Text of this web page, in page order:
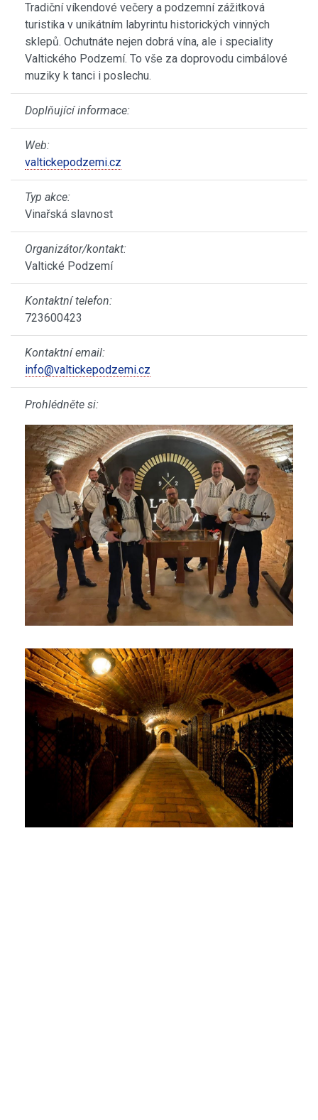
Tradiční víkendové večery a podzemní zážitková
turistika v unikátním labyrintu historických vinných
sklepů. Ochutnáte nejen dobrá vína, ale i speciality
Valtického Podzemí. To vše za doprovodu cimbálové
muziky k tanci i poslechu.
Doplňující informace:
Web:
valtickepodzemi.cz
Typ akce:
Vinařská slavnost
Organizátor/kontakt:
Valtické Podzemí
Kontaktní telefon:
723600423
Kontaktní email:
info@valtickepodzemi.cz
Prohlédněte si: